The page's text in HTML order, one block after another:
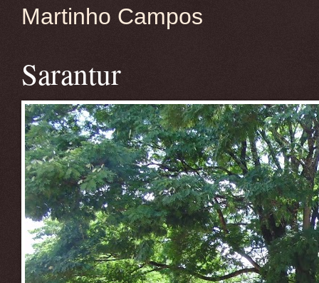
Martinho Campos
Sarantur